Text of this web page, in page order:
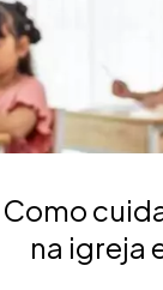
Como
na igreja